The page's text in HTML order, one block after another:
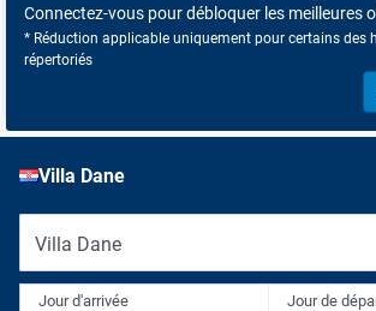
Connectez-vous pour débloquer les meilleures
* Réduction applicable uniquement pour certains des
répertoriés
Villa Dane
Villa Dane
Jour d'arrivée Jour de